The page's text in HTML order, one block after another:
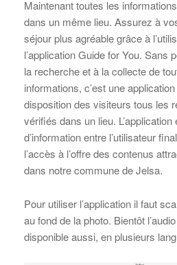
Maintenant toutes les
dans un même lieu. Assurez à
séjour plus agréable grâce à
l’application Guide for You. Sans
la recherche et à la collecte de
informations, c’est une
disposition des visiteurs tous les
vérifiés dans un lieu.
d’information entre l’utilisateur
l’accès à l’offre des contenus
dans notre commune de Jelsa.
Pour utiliser l’application il faut
au fond de la photo. Bientôt
disponible aussi, en plusieurs